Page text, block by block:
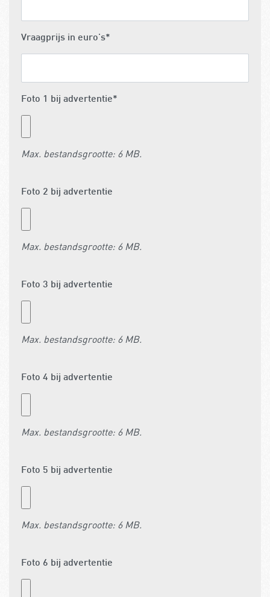
Vraagprijs in euro's*
Foto 1 bij advertentie*
Max. bestandsgrootte: 6 MB.
Foto 2 bij advertentie
Max. bestandsgrootte: 6 MB.
Foto 3 bij advertentie
Max. bestandsgrootte: 6 MB.
Foto 4 bij advertentie
Max. bestandsgrootte: 6 MB.
Foto 5 bij advertentie
Max. bestandsgrootte: 6 MB.
Foto 6 bij advertentie